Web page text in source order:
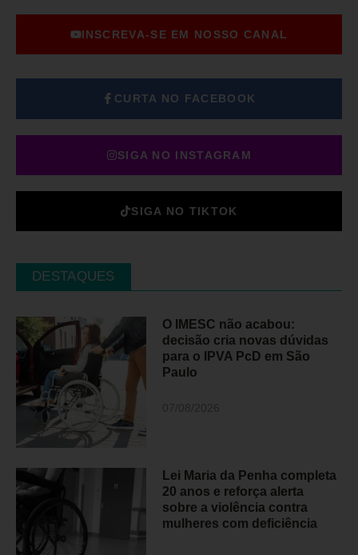
INSCREVA-SE EM NOSSO CANAL
CURTA NO FACEBOOK
SIGA NO INSTAGRAM
SIGA NO TIKTOK
DESTAQUES
O IMESC não acabou:
decisão cria novas dúvidas
para o IPVA PcD em São
Paulo
Lei Maria da Penha completa
20 anos e reforça alerta
sobre a violência contra
mulheres com deficiência